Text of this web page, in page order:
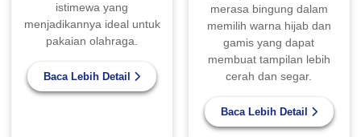
istimewa yang
menjadikannya ideal untuk
pakaian olahraga.
Baca Lebih Detail
merasa bingung dalam
memilih warna hijab dan
gamis yang dapat
membuat tampilan lebih
cerah dan segar.
Baca Lebih Detail